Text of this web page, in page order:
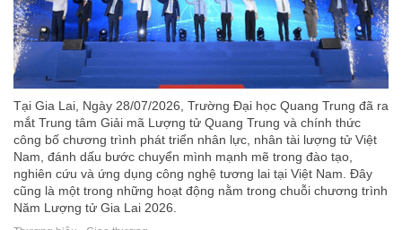
Tại Gia Lai, Ngày 28/07/2026, Trường Đại học Quang Trung đã ra
mắt Trung tâm Giải mã Lượng tử Quang Trung và chính thức
công bố chương trình phát triển nhân lực, nhân tài lượng tử Việt
Nam, đánh dấu bước chuyển mình mạnh mẽ trong đào tạo,
nghiên cứu và ứng dụng công nghệ tương lai tại Việt Nam. Đây
cũng là một trong những hoạt động nằm trong chuỗi chương trình
Năm Lượng tử Gia Lai 2026.